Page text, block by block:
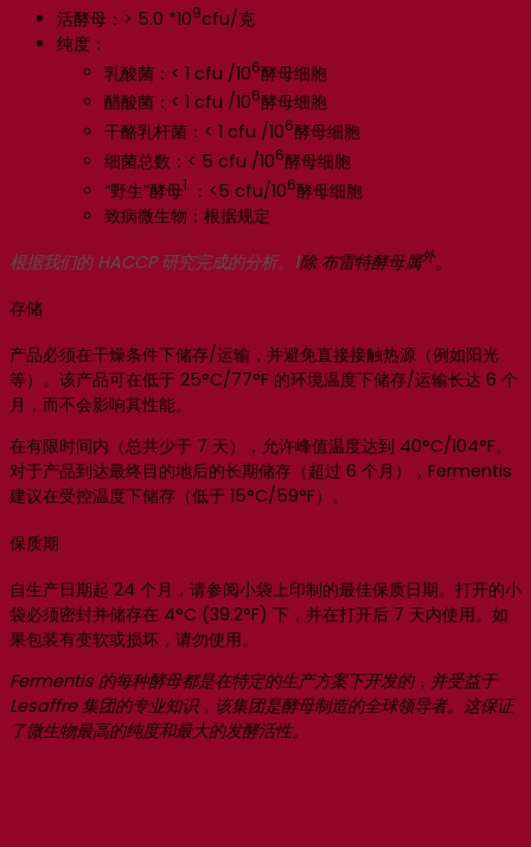
活酵母：> 5.0 *109cfu/克
纯度：
乳酸菌：< 1 cfu /106酵母细胞
醋酸菌：< 1 cfu /106酵母细胞
干酪乳杆菌：< 1 cfu /106酵母细胞
细菌总数：< 5 cfu /106酵母细胞
“野生”酵母1 ：<5 cfu/106酵母细胞
致病微生物：根据规定
根据我们的 HACCP 研究完成的分析。1除 布雷特酵母属外。
存储
产品必须在干燥条件下储存/运输，并避免直接接触热源（例如阳光
等）。该产品可在低于 25°C/77°F 的环境温度下储存/运输长达 6 个
月，而不会影响其性能。
在有限时间内（总共少于 7 天），允许峰值温度达到 40°C/104°F。
对于产品到达最终目的地后的长期储存（超过 6 个月），Fermentis
建议在受控温度下储存（低于 15°C/59°F）。
保质期
自生产日期起 24 个月，请参阅小袋上印制的最佳保质日期。打开的小
袋必须密封并储存在 4°C (39.2°F) 下，并在打开后 7 天内使用。如
果包装有变软或损坏，请勿使用。
Fermentis 的每种酵母都是在特定的生产方案下开发的，并受益于
Lesaffre 集团的专业知识，该集团是酵母制造的全球领导者。这保证
了微生物最高的纯度和最大的发酵活性。